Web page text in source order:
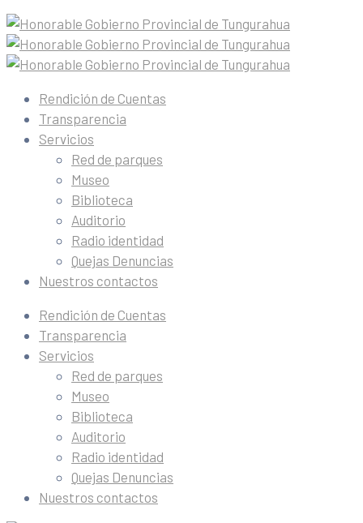
Rendición de Cuentas
Transparencia
Servicios
Red de parques
Museo
Biblioteca
Auditorio
Radio identidad
Quejas Denuncias
Nuestros contactos
Rendición de Cuentas
Transparencia
Servicios
Red de parques
Museo
Biblioteca
Auditorio
Radio identidad
Quejas Denuncias
Nuestros contactos